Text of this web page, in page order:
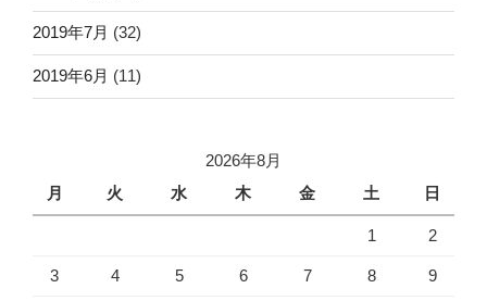
2019年7月 (32)
2019年6月 (11)
2026年8月
月
火 水 木 金 土 日
1 2
3 4 5 6 7 8 9